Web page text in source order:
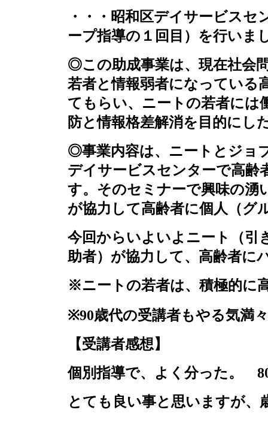
・・・昭和区デイサービス
ープ指導の１回目）を行いま
◎この助成事業は、現在社会
若者と情報弱者になっている
てもらい、ニートの若者には
防と情報格差解消を目的にし
◎事業内容は、ニートとジョ
デイサービスセンターで高齢
す。そのセミナーで興味の湧
が協力して高齢者に個人（グ
今回からいよいよニート（引
助者）が協力して、高齢者に
※ニートの若者は、積極的に
※90歳代の受講者もやる気満
【受講者感想】
個別指導で、よく分った。
とても良い事と思いますが、